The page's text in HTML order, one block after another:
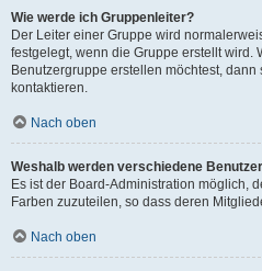
Wie werde ich Gruppenleiter?
Der Leiter einer Gruppe wird
festgelegt, wenn die Gruppe erstellt wird.
Benutzergruppe erstellen möchtest,
kontaktieren.
Nach oben
Weshalb werden verschiedene
Es ist der Board-Administration möglich,
Farben zuzuteilen, so dass deren
Nach oben